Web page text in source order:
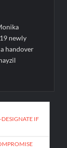
newly
handover
IF